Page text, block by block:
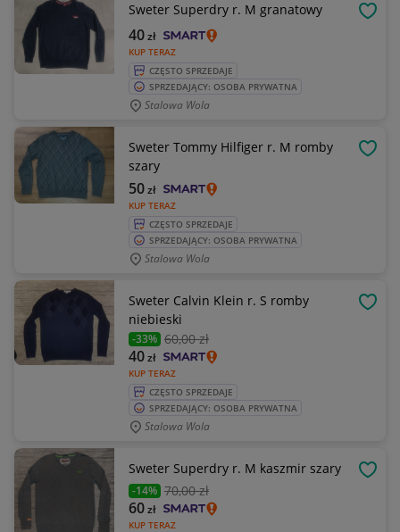
Sweter Superdry r. M granatowy
KUP TERAZ
40zł
CZĘSTO SPRZEDAJE
SPRZEDAJĄCY: OSOBA PRYWATNA
Stalowa Wola
Sweter Tommy Hilfiger r. M romby
szary
KUP TERAZ
50zł
CZĘSTO SPRZEDAJE
SPRZEDAJĄCY: OSOBA PRYWATNA
Stalowa Wola
Sweter Calvin Klein r. S romby
niebieski
-33% 60,00 zł
KUP TERAZ
40zł
CZĘSTO SPRZEDAJE
SPRZEDAJĄCY: OSOBA PRYWATNA
Stalowa Wola
Sweter Superdry r. M kaszmir szary
-14% 70,00 zł
KUP TERAZ
60zł